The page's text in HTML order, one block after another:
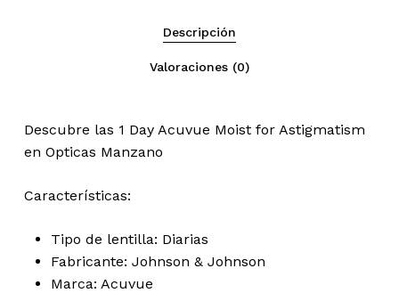
Descripción
Valoraciones (0)
Descubre las 1 Day Acuvue Moist for Astigmatism
en Opticas Manzano
Características:
Tipo de lentilla: Diarias
Fabricante: Johnson & Johnson
Marca: Acuvue